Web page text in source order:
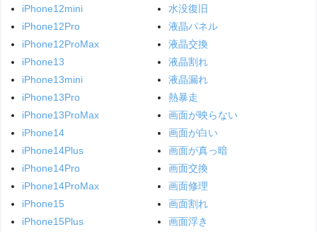
iPhone12mini
iPhone12Pro
iPhone12ProMax
iPhone13
iPhone13mini
iPhone13Pro
iPhone13ProMax
iPhone14
iPhone14Plus
iPhone14Pro
iPhone14ProMax
iPhone15
iPhone15Plus
水没復旧
液晶パネル
液晶交換
液晶割れ
液晶漏れ
熱暴走
画面が映らない
画面が白い
画面が真っ暗
画面交換
画面修理
画面割れ
画面浮き